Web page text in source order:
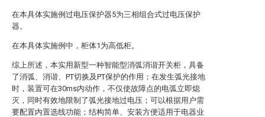
在本具体实施例过电压保护器5为三相组合式过电压保护
器。
在本具体实施例中，柜体1为高低柜。
综上所述，本实用新型一种智能型消弧消谐开关柜，具备
了消弧、消谐、PT切换及PT保护的作用；在发生弧光接地
时，装置可在30ms内动作，不仅使故障点的电弧立即熄
灭，同时有效地限制了弧光接地过电压；可以根据用户需
要配置内置选线功能；结构简单、安装方便适用于电器业